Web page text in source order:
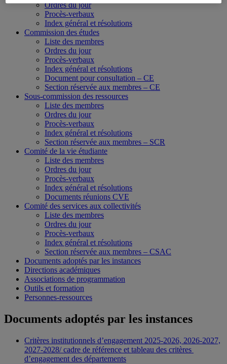
Ordres du jour
Procès-verbaux
Index général et résolutions
Commission des études
Liste des membres
Ordres du jour
Procès-verbaux
Index général et résolutions
Document pour consultation – CE
Section réservée aux membres – CE
Sous-commission des ressources
Liste des membres
Ordres du jour
Procès-verbaux
Index général et résolutions
Section réservée aux membres – SCR
Comité de la vie étudiante
Liste des membres
Ordres du jour
Procès-verbaux
Index général et résolutions
Documents réunions CVE
Comité des services aux collectivités
Liste des membres
Ordres du jour
Procès-verbaux
Index général et résolutions
Section réservée aux membres – CSAC
Documents adoptés par les instances
Directions académiques
Associations de programmation
Outils et formation
Personnes-ressources
Documents adoptés par les instances
Critères institutionnels d’engagement 2025-2026, 2026-2027,
2027-2028/ cadre de référence et tableau des critères
d’engagement des départements